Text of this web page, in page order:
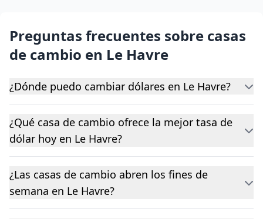
Preguntas frecuentes sobre casas
de cambio en Le Havre
¿Dónde puedo cambiar dólares en Le Havre?
¿Qué casa de cambio ofrece la mejor tasa de
dólar hoy en Le Havre?
¿Las casas de cambio abren los fines de
semana en Le Havre?